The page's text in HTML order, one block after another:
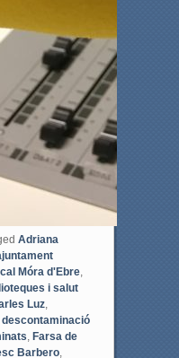
Adriana
Móra d'Ebre,
i salut
Luz,
descontaminació
Farsa de
Barbero,